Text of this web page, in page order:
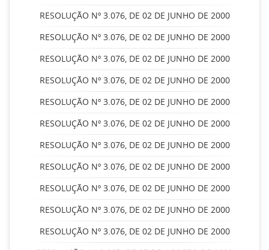
RESOLUÇÃO Nº 3.076, DE 02 DE JUNHO DE 2000
RESOLUÇÃO Nº 3.076, DE 02 DE JUNHO DE 2000
RESOLUÇÃO Nº 3.076, DE 02 DE JUNHO DE 2000
RESOLUÇÃO Nº 3.076, DE 02 DE JUNHO DE 2000
RESOLUÇÃO Nº 3.076, DE 02 DE JUNHO DE 2000
RESOLUÇÃO Nº 3.076, DE 02 DE JUNHO DE 2000
RESOLUÇÃO Nº 3.076, DE 02 DE JUNHO DE 2000
RESOLUÇÃO Nº 3.076, DE 02 DE JUNHO DE 2000
RESOLUÇÃO Nº 3.076, DE 02 DE JUNHO DE 2000
RESOLUÇÃO Nº 3.076, DE 02 DE JUNHO DE 2000
RESOLUÇÃO Nº 3.076, DE 02 DE JUNHO DE 2000